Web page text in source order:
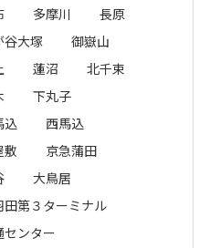
多摩川
長原
谷大塚
御嶽山
蓮沼
北千束
下丸子
込
西馬込
敷
京急蒲田
大鳥居
田第３ターミナル
センター